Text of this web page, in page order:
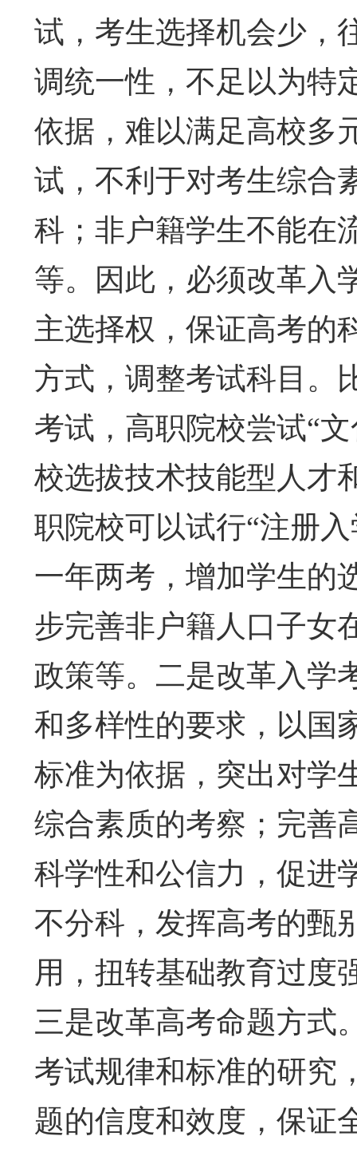
试，考生选择机会少，
调统一性，不足以为特
依据，难以满足高校多
试，不利于对考生综合
科；非户籍学生不能在
等。因此，必须改革入
主选择权，保证高考的
方式，调整考试科目。
考试，高职院校尝试“
校选拔技术技能型人才
职院校可以试行“注册
一年两考，增加学生的
步完善非户籍人口子女
政策等。二是改革入学
和多样性的要求，以国
标准为依据，突出对学
综合素质的考察；完善
科学性和公信力，促进
不分科，发挥高考的甄
用，扭转基础教育过度
三是改革高考命题方式
考试规律和标准的研究
题的信度和效度，保证